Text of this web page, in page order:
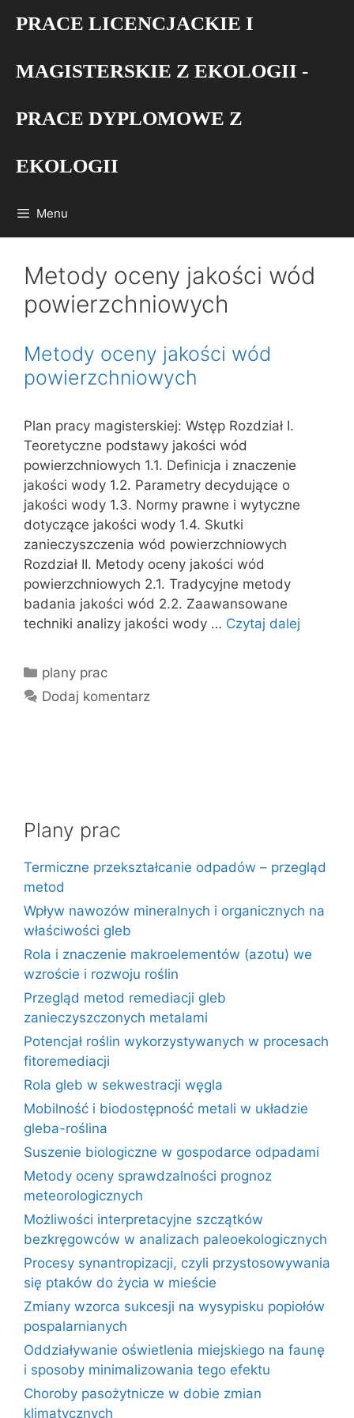
PRACE LICENCJACKIE I
MAGISTERSKIE Z EKOLOGII -
PRACE DYPLOMOWE Z
EKOLOGII
Menu
Metody oceny jakości wód
powierzchniowych
Metody oceny jakości wód
powierzchniowych
Plan pracy magisterskiej: Wstęp Rozdział I.
Teoretyczne podstawy jakości wód
powierzchniowych 1.1. Definicja i znaczenie
jakości wody 1.2. Parametry decydujące o
jakości wody 1.3. Normy prawne i wytyczne
dotyczące jakości wody 1.4. Skutki
zanieczyszczenia wód powierzchniowych
Rozdział II. Metody oceny jakości wód
powierzchniowych 2.1. Tradycyjne metody
badania jakości wód 2.2. Zaawansowane
techniki analizy jakości wody … Czytaj dalej
Kategorie
plany prac
Dodaj komentarz
Plany prac
Termiczne przekształcanie odpadów – przegląd
metod
Wpływ nawozów mineralnych i organicznych na
właściwości gleb
Rola i znaczenie makroelementów (azotu) we
wzroście i rozwoju roślin
Przegląd metod remediacji gleb
zanieczyszczonych metalami
Potencjał roślin wykorzystywanych w procesach
fitoremediacji
Rola gleb w sekwestracji węgla
Mobilność i biodostępność metali w układzie
gleba-roślina
Suszenie biologiczne w gospodarce odpadami
Metody oceny sprawdzalności prognoz
meteorologicznych
Możliwości interpretacyjne szczątków
bezkręgowców w analizach paleoekologicznych
Procesy synantropizacji, czyli przystosowywania
się ptaków do życia w mieście
Zmiany wzorca sukcesji na wysypisku popiołów
pospalarnianych
Oddziaływanie oświetlenia miejskiego na faunę
i sposoby minimalizowania tego efektu
Choroby pasożytnicze w dobie zmian
klimatycznych